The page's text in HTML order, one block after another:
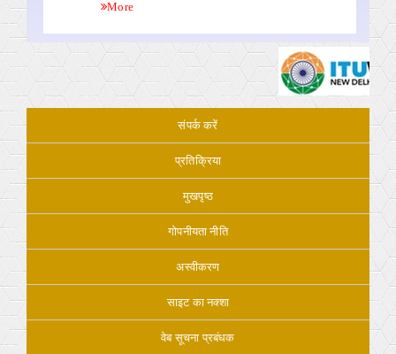
More
संपर्क करें
प्रतिक्रिया
मुखपृष्ठ
गोपनीयता नीति
अस्वीकरण
साइट का नक्शा
वेब सूचना प्रबंधक